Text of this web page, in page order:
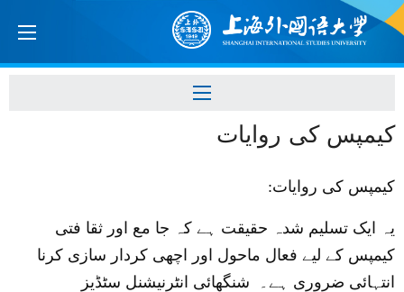
کیمپس کی روایات
کیمپس کی روایات:
یہ ایک تسلیم شدہ حقیقت ہے کہ جا مع اور ثقا فتی
کیمپس کے لیے فعال ماحول اور اچھی کردار سازی کرنا
انتہائی ضروری ہے۔
شنگھائی انٹرنیشنل سٹڈیز